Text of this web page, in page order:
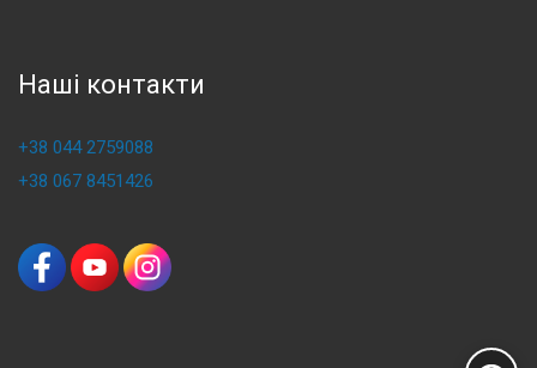
Наші контакти
+38 044 2759088
+38 067 8451426